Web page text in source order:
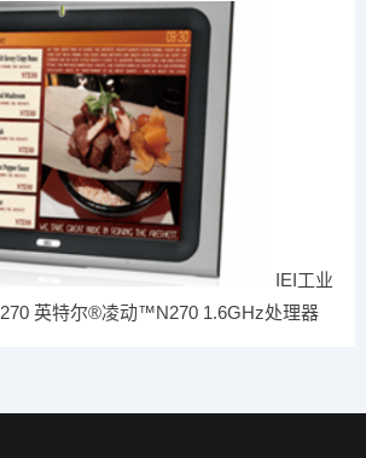
IEI工业
英特尔®凌动™N270 1.6GHz处理器